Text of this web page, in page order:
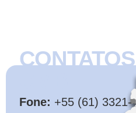
CONTATOS
Fone: +55 (61) 3321-